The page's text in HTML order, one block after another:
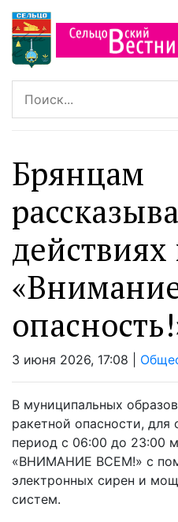
Брянцaм
3 июня 2026, 17:08 |
В муниципальных
ракетной опасности,
период с 06:00 до 23:00
«ВНИМАНИЕ ВСЕМ!» с
электронных сирен и
систем.